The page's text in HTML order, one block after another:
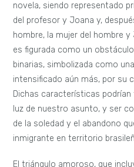
subjetividades altamente
Los personajes como señalé,
inclinaciones o roles en el
transmitir ciertas
de Dios determinada por el
contraste con la visión de
esta reflexión, la novela
Octavio y su sentimiento de
salmo penitencial del Tanaj,